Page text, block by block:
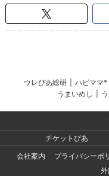
ウレぴあ総研 ハピママ*
うまいめし
チケットぴあ
会社案内
プライバシーポ